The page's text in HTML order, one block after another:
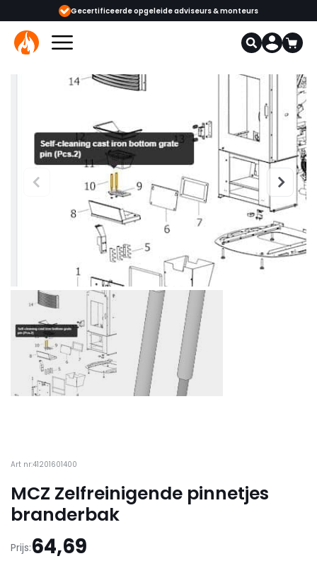
opgeleide adviseurs & monteurs 1000+ kachels en haarden in
Art nr:41201601400
MCZ Zelfreinigende pinnetjes
branderbak
Prijs:64,69